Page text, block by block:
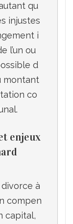
qu
injustes
i
l’un ou
d
montant
co
enjeux
à
compen
capital,